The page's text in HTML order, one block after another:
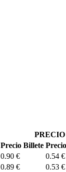
Precio Billete
0.90 €
0.54 €
0.89 €
0.53 €